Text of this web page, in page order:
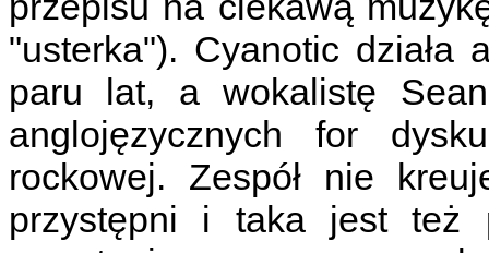
"usterka"). Cyanotic działa
paru lat, a wokalistę
anglojęzycznych for
rockowej. Zespół nie
przystępni i taka jest też